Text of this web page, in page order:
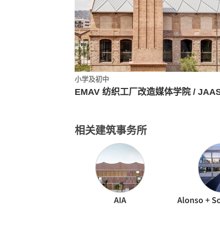
小学及初中
EMAV 纺织工厂改造媒体学院 /
相关建筑事务所
AIA